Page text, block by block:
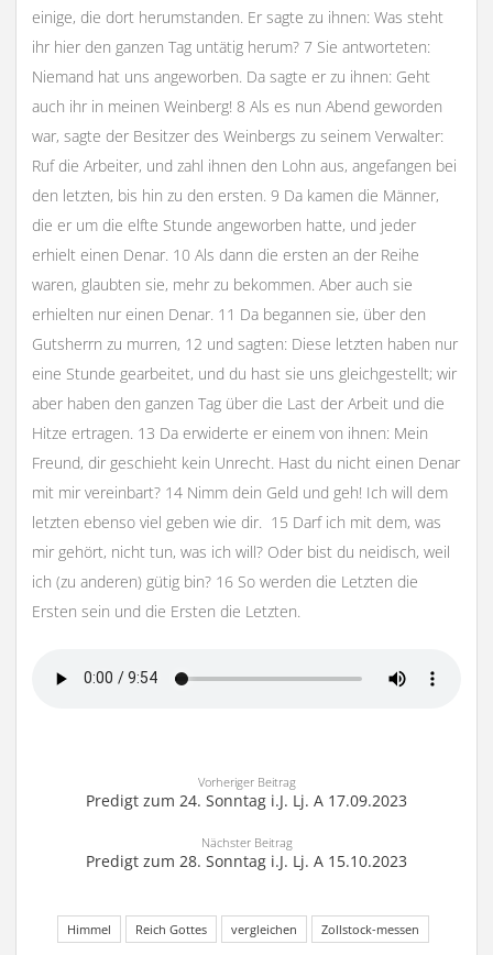
einige, die dort herumstanden. Er sagte zu ihnen: Was steht
ihr hier den ganzen Tag untätig herum? 7 Sie antworteten:
Niemand hat uns angeworben. Da sagte er zu ihnen: Geht
auch ihr in meinen Weinberg! 8 Als es nun Abend geworden
war, sagte der Besitzer des Weinbergs zu seinem Verwalter:
Ruf die Arbeiter, und zahl ihnen den Lohn aus, angefangen bei
den letzten, bis hin zu den ersten. 9 Da kamen die Männer,
die er um die elfte Stunde angeworben hatte, und jeder
erhielt einen Denar. 10 Als dann die ersten an der Reihe
waren, glaubten sie, mehr zu bekommen. Aber auch sie
erhielten nur einen Denar. 11 Da begannen sie, über den
Gutsherrn zu murren, 12 und sagten: Diese letzten haben nur
eine Stunde gearbeitet, und du hast sie uns gleichgestellt; wir
aber haben den ganzen Tag über die Last der Arbeit und die
Hitze ertragen. 13 Da erwiderte er einem von ihnen: Mein
Freund, dir geschieht kein Unrecht. Hast du nicht einen Denar
mit mir vereinbart? 14 Nimm dein Geld und geh! Ich will dem
letzten ebenso viel geben wie dir. 15 Darf ich mit dem, was
mir gehört, nicht tun, was ich will? Oder bist du neidisch, weil
ich (zu anderen) gütig bin? 16 So werden die Letzten die
Ersten sein und die Ersten die Letzten.
Vorheriger Beitrag
Predigt zum 24. Sonntag i.J. Lj. A 17.09.2023
Nächster Beitrag
Predigt zum 28. Sonntag i.J. Lj. A 15.10.2023
Himmel Reich Gottes vergleichen Zollstock-messen